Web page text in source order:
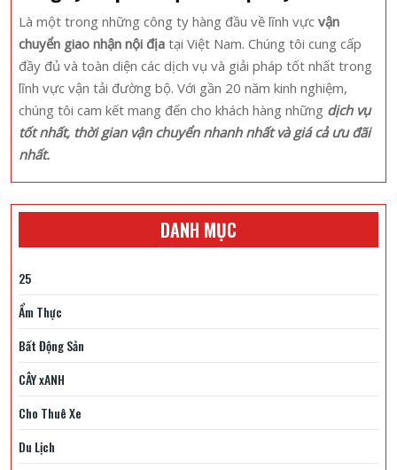
Là một trong những công ty hàng đầu về lĩnh vực vận
chuyển giao nhận nội địa tại Việt Nam. Chúng tôi cung cấp
đầy đủ và toàn diện các dịch vụ và giải pháp tốt nhất trong
lĩnh vực vận tải đường bộ. Với gần 20 năm kinh nghiệm,
chúng tôi cam kết mang đến cho khách hàng những dịch vụ
tốt nhất, thời gian vận chuyển nhanh nhất và giá cả ưu đãi
nhất.
DANH MỤC
25
Ẩm Thực
Bất Động Sản
CÂY xANH
Cho Thuê Xe
Du Lịch